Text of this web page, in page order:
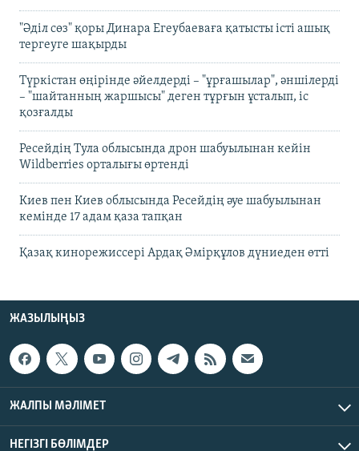
"Әділ сөз" қоры Динара Егеубаеваға қатысты істі ашық
тергеуге шақырды
Түркістан өңірінде әйелдерді – "ұрғашылар", әншілерді
– "шайтанның жаршысы" деген тұрғын ұсталып, іс
қозғалды
Ресейдің Тула облысында дрон шабуылынан кейін
Wildberries орталығы өртенді
Киев пен Киев облысында Ресейдің әуе шабуылынан
кемінде 17 адам қаза тапқан
Қазақ кинорежиссері Ардақ Әмірқұлов дүниеден өтті
ЖАЗЫЛЫҢЫЗ
ЖАЛПЫ МӘЛІМЕТ
НЕГІЗГІ БӨЛІМДЕР